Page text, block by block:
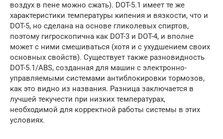
воздух в пене можно сжать). DOT-5.1 имеет те же
характеристики температуры кипения и вязкости, что и
DOT-5, но сделана на основе гликолевых спиртов,
поэтому гигроскопична как DOT-3 и DOT-4, и вполне
может с ними смешиваться (хотя и с ухудшением своих
основных свойств). Существует также разновидность
DOT-5.1/ABS, созданная для машин с электронно-
управляемыми системами антиблокировки тормозов,
как это видно из названия. Разница заключается в
лучшей текучести при низких температурах,
необходимой для корректной работы системы в этих
условиях.